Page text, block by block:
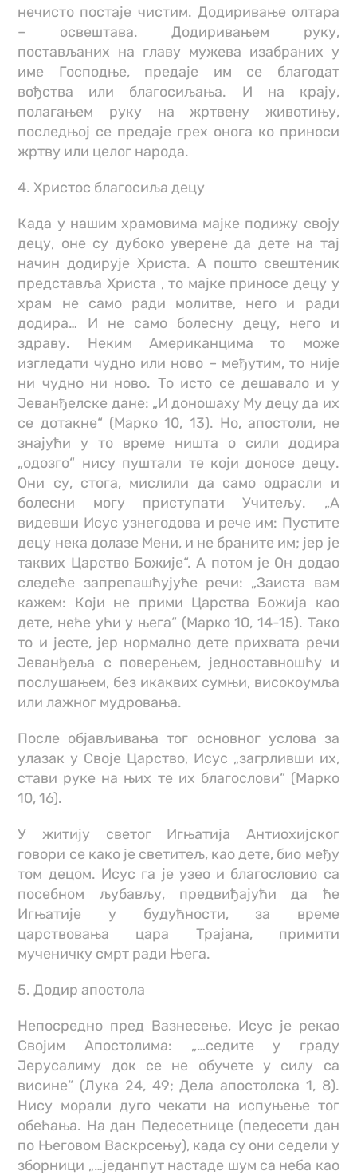
нечисто постаје чистим. Додиривање олтара
– освештава. Додиривањем руку,
постављаних на главу мужева изабраних у
име Господње, предаје им се благодат
вођства или благосиљања. И на крају,
полагањем руку на жртвену животињу,
последњој се предаје грех онога ко приноси
жртву или целог народа.
4. Христос благосиља децу
Када у нашим храмовима мајке подижу своју
децу, оне су дубоко уверене да дете на тај
начин додирује Христа. А пошто свештеник
представља Христа , то мајке приносе децу у
храм не само ради молитве, него и ради
додира… И не само болесну децу, него и
здраву. Неким Американцима то може
изгледати чудно или ново – међутим, то није
ни чудно ни ново. То исто се дешавало и у
Јеванђелске дане: „И доношаху Му децу да их
се дотакне“ (Марко 10, 13). Но, апостоли, не
знајући у то време ништа о сили додира
„одозго“ нису пуштали те који доносе децу.
Они су, стога, мислили да само одрасли и
болесни могу приступати Учитељу. „А
видевши Исус узнегодова и рече им: Пустите
децу нека долазе Мени, и не браните им; јер је
таквих Царство Божије“. А потом је Он додао
следеће запрепашћујуће речи: „Заиста вам
кажем: Који не прими Царства Божија као
дете, неће ући у њега“ (Марко 10, 14-15). Тако
то и јесте, јер нормално дете прихвата речи
Јеванђеља с поверењем, једноставношћу и
послушањем, без икаквих сумњи, високоумља
или лажног мудровања.
После објављивања тог основног услова за
улазак у Своје Царство, Исус „загрливши их,
стави руке на њих те их благослови“ (Марко
10, 16).
У житију светог Игњатија Антиохијског
говори се како је светитељ, као дете, био међу
том децом. Исус га је узео и благословио са
посебном љубављу, предвиђајући да ће
Игњатије у будућности, за време
царствовања цара Трајана, примити
мученичку смрт ради Њега.
5. Додир апостола
Непосредно пред Вазнесење, Исус је рекао
Својим Апостолима: „…седите у граду
Јерусалиму док се не обучете у силу са
висине“ (Лука 24, 49; Дела апостолска 1, 8).
Нису морали дуго чекати на испуњење тог
обећања. На дан Педесетнице (педесети дан
по Његовом Васкрсењу), када су они седели у
зборници „…једанпут настаде шум са неба као